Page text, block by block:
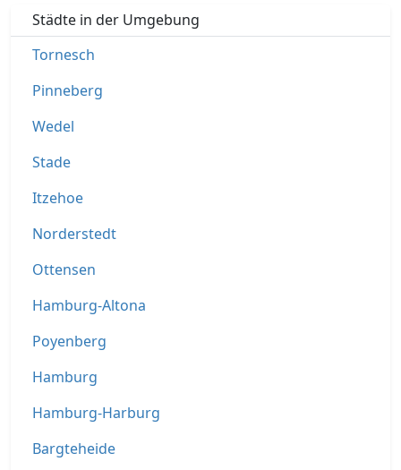
Städte in der Umgebung
Tornesch
Pinneberg
Wedel
Stade
Itzehoe
Norderstedt
Ottensen
Hamburg-Altona
Poyenberg
Hamburg
Hamburg-Harburg
Bargteheide